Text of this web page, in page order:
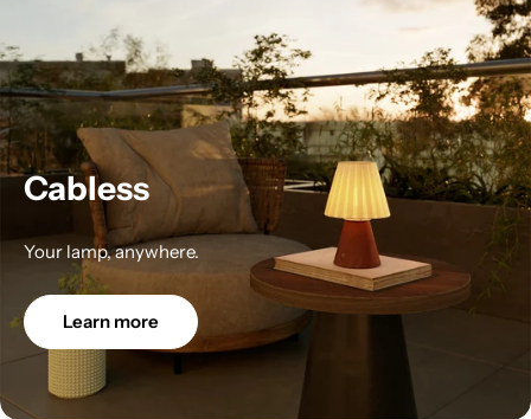
Cabless
Your lamp, anywhere.
Learn more